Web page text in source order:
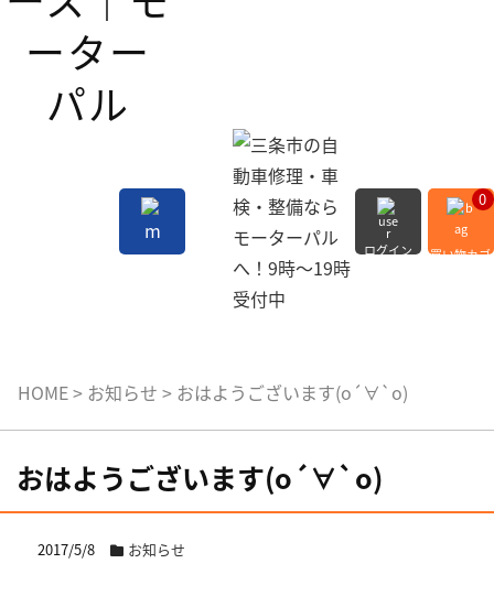
ログイン
0
買い物カゴ
HOME> お知らせ > おはようございます(о´∀`о)
おはようございます(о´∀`о)
2017/5/8 お知らせ